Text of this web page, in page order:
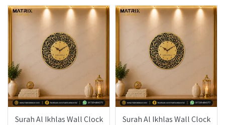
Surah Al Ikhlas Wall Clock Surah Al Ikhlas Wall Clock